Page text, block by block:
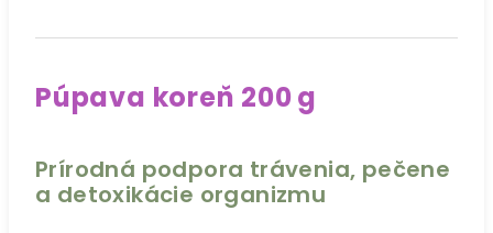
Púpava koreň 200 g
Prírodná podpora trávenia, pečene
a detoxikácie organizmu